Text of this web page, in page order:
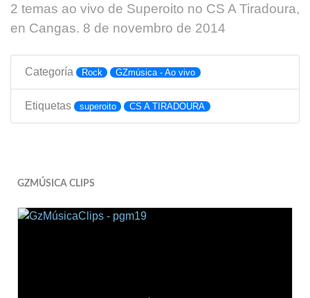
2 temas ao vivo de Superoito no CS A Tiradoura,
en Cangas. 8 de novembro de 2014
Categoría Rock GZmúsica - Ao vivo
Etiquetas superoito CS A TIRADOURA
GZMÚSICA CLIPS